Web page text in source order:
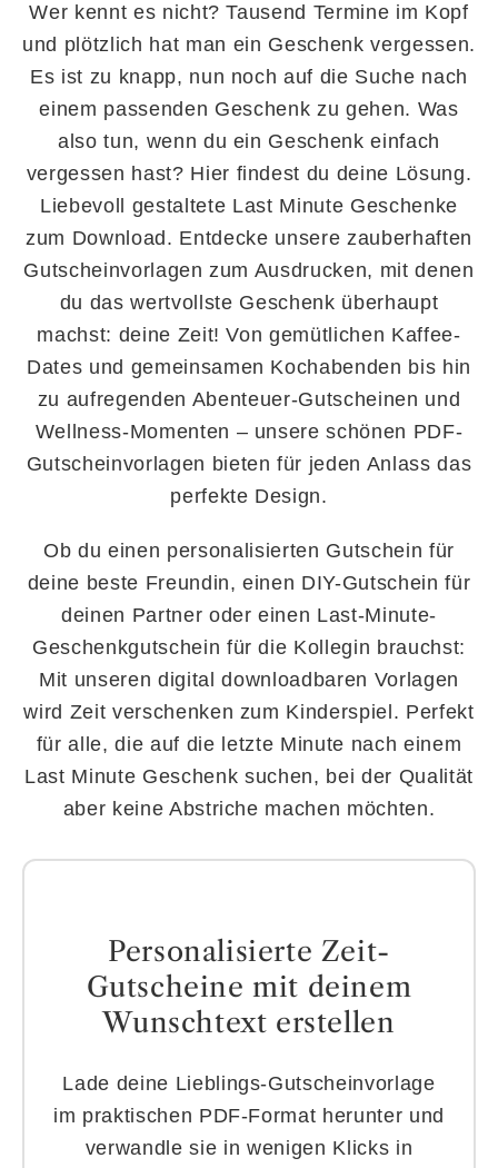
Wer kennt es nicht? Tausend Termine im Kopf
und plötzlich hat man ein Geschenk vergessen.
Es ist zu knapp, nun noch auf die Suche nach
einem passenden Geschenk zu gehen. Was
also tun, wenn du ein Geschenk einfach
vergessen hast? Hier findest du deine Lösung.
Liebevoll gestaltete Last Minute Geschenke
zum Download. Entdecke unsere zauberhaften
Gutscheinvorlagen zum Ausdrucken, mit denen
du das wertvollste Geschenk überhaupt
machst: deine Zeit! Von gemütlichen Kaffee-
Dates und gemeinsamen Kochabenden bis hin
zu aufregenden Abenteuer-Gutscheinen und
Wellness-Momenten – unsere schönen PDF-
Gutscheinvorlagen bieten für jeden Anlass das
perfekte Design.
Ob du einen personalisierten Gutschein für
deine beste Freundin, einen DIY-Gutschein für
deinen Partner oder einen Last-Minute-
Geschenkgutschein für die Kollegin brauchst:
Mit unseren digital downloadbaren Vorlagen
wird Zeit verschenken zum Kinderspiel. Perfekt
für alle, die auf die letzte Minute nach einem
Last Minute Geschenk suchen, bei der Qualität
aber keine Abstriche machen möchten.
Personalisierte Zeit-
Gutscheine mit deinem
Wunschtext erstellen
Lade deine Lieblings-Gutscheinvorlage
im praktischen PDF-Format herunter und
verwandle sie in wenigen Klicks in